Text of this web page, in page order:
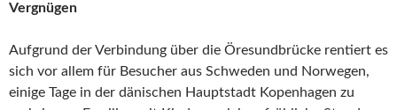
Vergnügen
Aufgrund der Verbindung über die Öresundbrücke rentiert es
sich vor allem für Besucher aus Schweden und Norwegen,
einige Tage in der dänischen Hauptstadt Kopenhagen zu